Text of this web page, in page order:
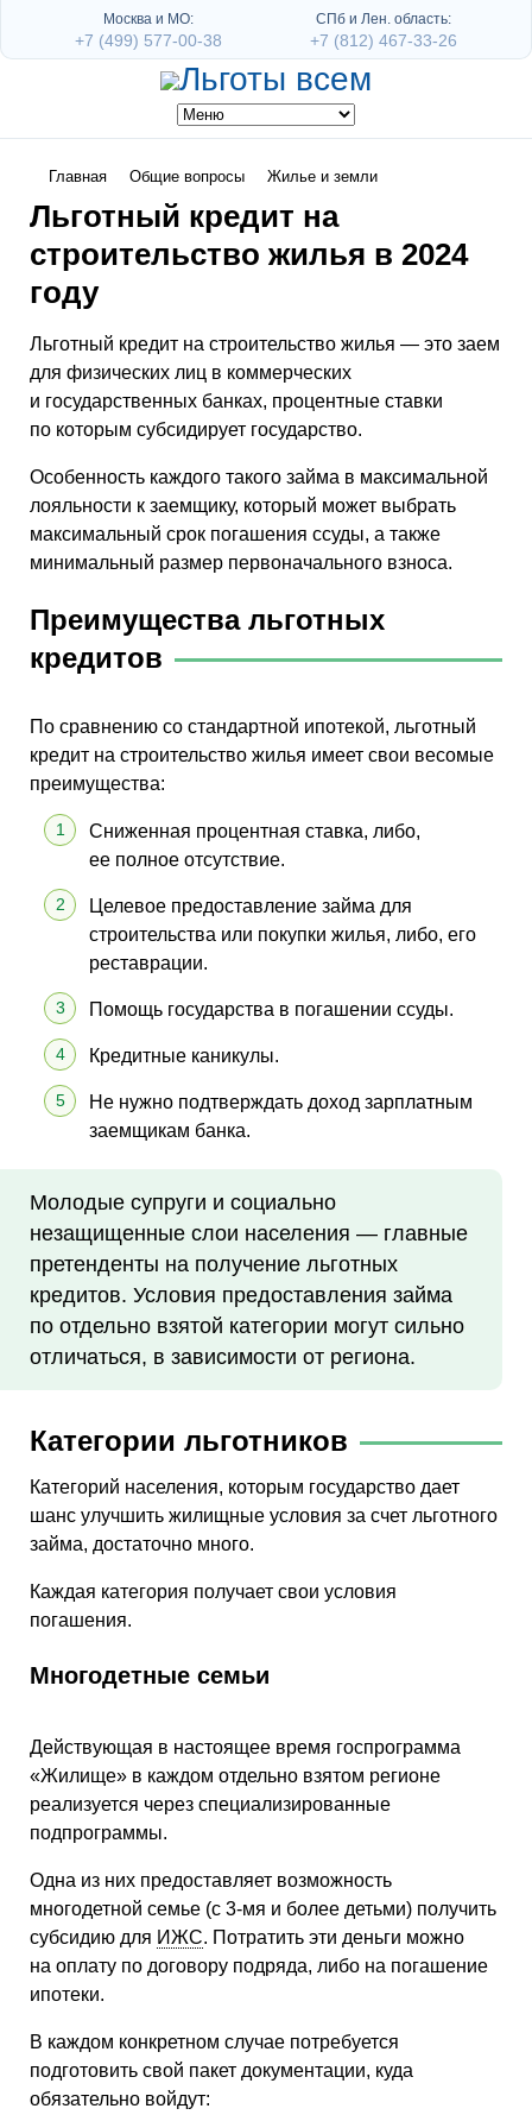
Главная Общие вопросы Жилье и земли
Льготный кредит на
строительство жилья в 2024
году
Льготный кредит на строительство жилья — это заем
для физических лиц в коммерческих
и государственных банках, процентные ставки
по которым субсидирует государство.
Особенность каждого такого займа в максимальной
лояльности к заемщику, который может выбрать
максимальный срок погашения ссуды, а также
минимальный размер первоначального взноса.
Преимущества льготных
кредитов
По сравнению со стандартной ипотекой, льготный
кредит на строительство жилья имеет свои весомые
преимущества:
Сниженная процентная ставка, либо,
ее полное отсутствие.
Целевое предоставление займа для
строительства или покупки жилья, либо, его
реставрации.
Помощь государства в погашении ссуды.
Кредитные каникулы.
Не нужно подтверждать доход зарплатным
заемщикам банка.
Молодые супруги и социально
незащищенные слои населения — главные
претенденты на получение льготных
кредитов. Условия предоставления займа
по отдельно взятой категории могут сильно
отличаться, в зависимости от региона.
Категории льготников
Категорий населения, которым государство дает
шанс улучшить жилищные условия за счет льготного
займа, достаточно много.
Каждая категория получает свои условия
погашения.
Многодетные семьи
Действующая в настоящее время госпрограмма
«Жилище» в каждом отдельно взятом регионе
реализуется через специализированные
подпрограммы.
Одна из них предоставляет возможность
многодетной семье (с 3-мя и более детьми) получить
субсидию для ИЖС. Потратить эти деньги можно
на оплату по договору подряда, либо на погашение
ипотеки.
В каждом конкретном случае потребуется
подготовить свой пакет документации, куда
обязательно войдут:
Москва и МО:
+7 (499) 577-00-38
СПб и Лен. область:
+7 (812) 467-33-26